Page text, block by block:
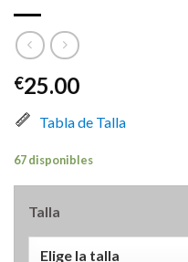
€25.00
Tabla de Talla
67 disponibles
Talla